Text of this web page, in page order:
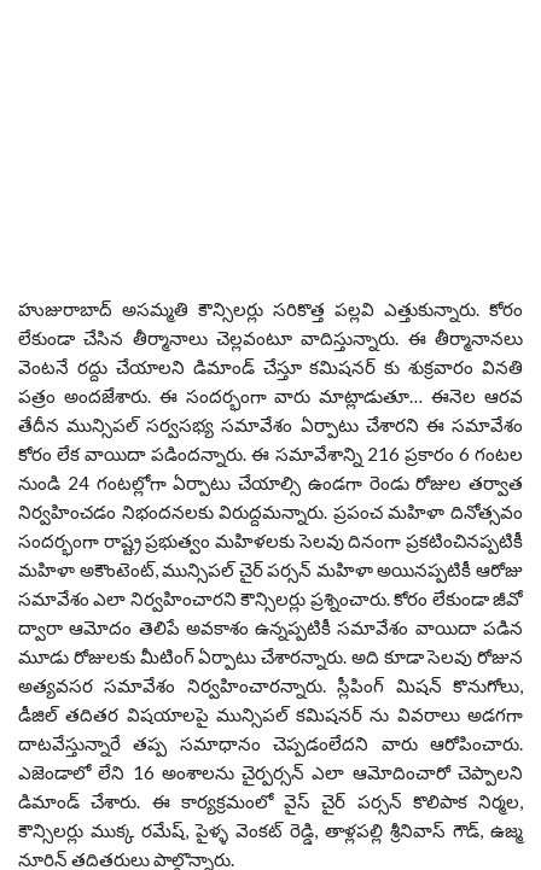
హుజురాబాద్ అసమ్మతి కౌన్సిలర్లు సరికొత్త పల్లవి ఎత్తుకున్నారు. కోరం
లేకుండా చేసిన తీర్మానాలు చెల్లవంటూ వాదిస్తున్నారు. ఈ తీర్మానానలు
వెంటనే రద్దు చేయాలని డిమాండ్ చేస్తూ కమిషనర్ కు శుక్రవారం వినతి
పత్రం అందజేశారు. ఈ సందర్భంగా వారు మాట్లాడుతూ… ఈనెల ఆరవ
తేదీన మున్సిపల్ సర్వసభ్య సమావేశం ఏర్పాటు చేశారని ఈ సమావేశం
కోరం లేక వాయిదా పడిందన్నారు. ఈ సమావేశాన్ని 216 ప్రకారం 6 గంటల
నుండి 24 గంటల్లోగా ఏర్పాటు చేయాల్సి ఉండగా రెండు రోజుల తర్వాత
నిర్వహించడం నిభందనలకు విరుద్దమన్నారు. ప్రపంచ మహిళా దినోత్సవం
సందర్భంగా రాష్ట్ర ప్రభుత్వం మహిళలకు సెలవు దినంగా ప్రకటించినప్పటికీ
మహిళా అకౌంటెంట్, మున్సిపల్ చైర్ పర్సన్ మహిళా అయినప్పటికీ ఆరోజు
సమావేశం ఎలా నిర్వహించారని కౌన్సిలర్లు ప్రశ్నించారు. కోరం లేకుండా జీవో
ద్వారా ఆమోదం తెలిపే అవకాశం ఉన్నప్పటికీ సమావేశం వాయిదా పడిన
మూడు రోజులకు మీటింగ్ ఏర్పాటు చేశారన్నారు. అది కూడా సెలవు రోజున
అత్యవసర సమావేశం నిర్వహించారన్నారు. స్లీపింగ్ మిషన్ కొనుగోలు,
డీజిల్ తదితర విషయాలపై మున్సిపల్ కమిషనర్ ను వివరాలు అడగగా
దాటవేస్తున్నారే తప్ప సమాధానం చెప్పడంలేదని వారు ఆరోపించారు.
ఎజెండాలో లేని 16 అంశాలను చైర్పర్సన్ ఎలా ఆమోదించారో చెప్పాలని
డిమాండ్ చేశారు. ఈ కార్యక్రమంలో వైస్ చైర్ పర్సన్ కొలిపాక నిర్మల,
కౌన్సిలర్లు ముక్క రమేష్, పైళ్ళ వెంకట్ రెడ్డి, తాళ్లపల్లి శ్రీనివాస్ గౌడ్, ఉజ్మ
నూరిన్ తదితరులు పాల్గొన్నారు.